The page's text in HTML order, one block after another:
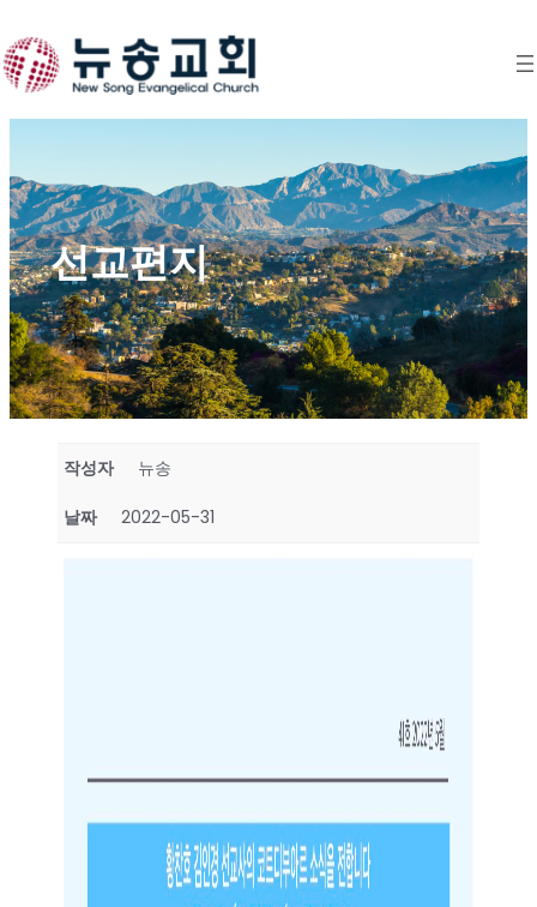
to
content
선교편지
작성자 뉴송
날짜 2022-05-31